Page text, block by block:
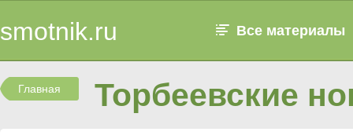
smotnik.ru Все материалы
Главная Торбеевские